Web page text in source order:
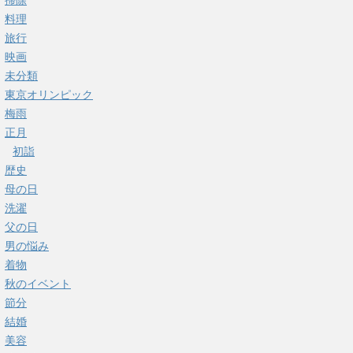
料理
旅行
映画
未分類
東京オリンピック
梅雨
正月
初詣
歴史
母の日
洗濯
父の日
男の悩み
着物
秋のイベント
節分
結婚
美容